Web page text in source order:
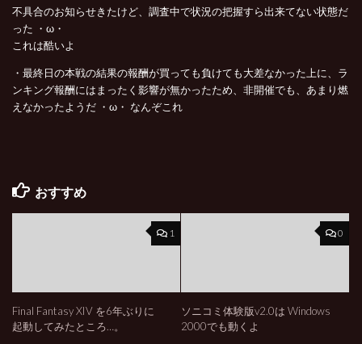
不具合のお知らせきたけど、調査中で状況の把握すら出来てない状態だ
った ・ω・
これは酷いよ
・最終日の本戦の結果の報酬が買っても負けても大差なかった上に、ラ
ンキング報酬にはまったく影響が無かったため、非開催でも、あまり燃
えなかったようだ ・ω・ なんぞこれ
おすすめ
1
Final Fantasy XIV を6年ぶりに
起動してみたところ…。
0
ソニコミ体験版v2.0は Windows
2000でも動くよ